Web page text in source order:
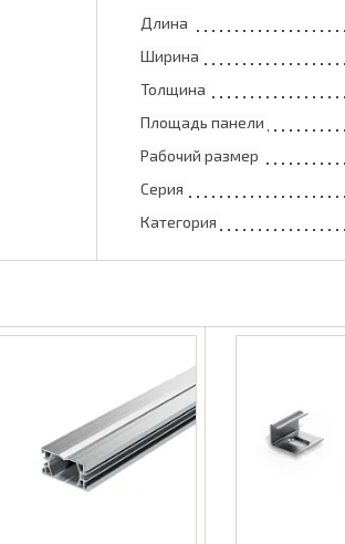
Длина
Ширина
Толщина
Площадь панели
Рабочий размер
Серия
Категория